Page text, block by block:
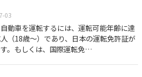
03
動車を運転するには、運転可能年齢に達
（18歳～）であり、日本の運転免許証が
。もしくは、国際運転免…